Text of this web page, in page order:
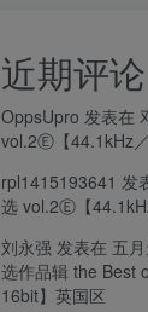
近期评论
OppsUpro 发表在
vol.2Ⓔ【44.1kHz
rpl1415193641 发
选 vol.2Ⓔ【
刘永强 发表在 五
选作品辑 the Best
16bit】英国区